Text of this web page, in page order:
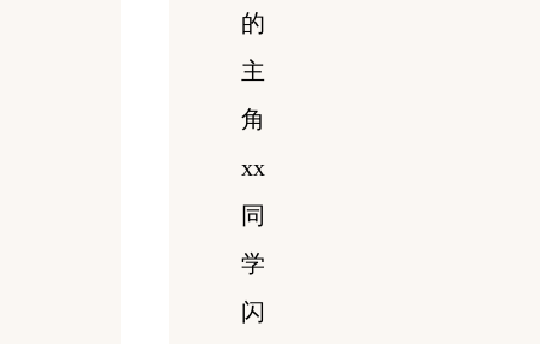
的
主
角
xx
同
学
闪